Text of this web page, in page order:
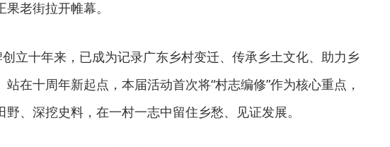
老街拉开帷幕。
创立十年来，已成为记录广东乡村变迁、传承乡土文化、助力乡
在十周年新起点，本届活动首次将“村志编修”作为核心重点，
、深挖史料，在一村一志中留住乡愁、见证发展。